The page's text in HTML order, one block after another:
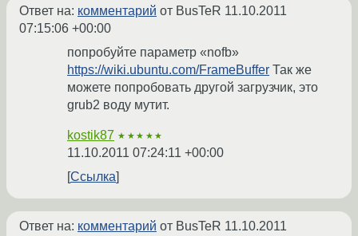
Ответ на: комментарий от BusTeR 11.10.2011
07:15:06 +00:00
попробуйте параметр «nofb»
https://wiki.ubuntu.com/FrameBuffer Так же
можете попробовать другой загрузчик, это
grub2 воду мутит.
kostik87 ★★★★★
11.10.2011 07:24:11 +00:00
Ссылка
Ответ на: комментарий от BusTeR 11.10.2011